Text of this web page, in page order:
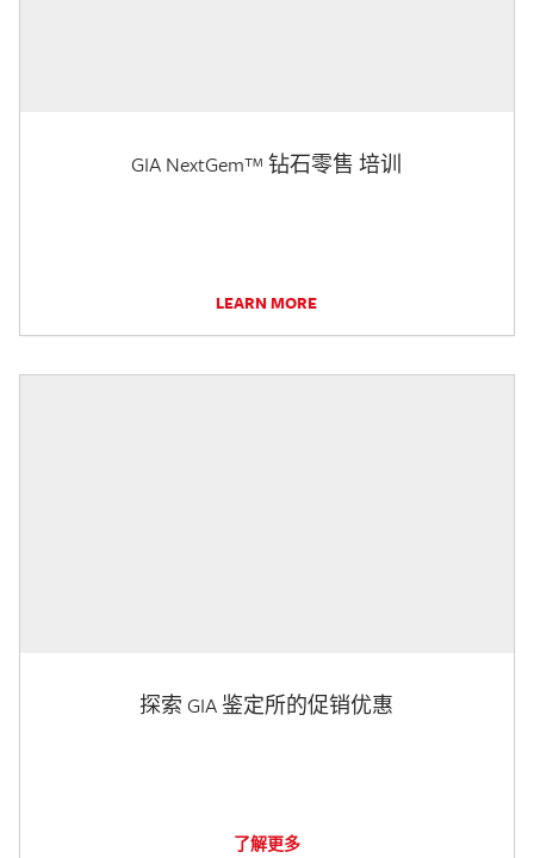
GIA NextGem™ 钻石零售 培训
LEARN MORE
探索 GIA 鉴定所的促销优惠
了解更多